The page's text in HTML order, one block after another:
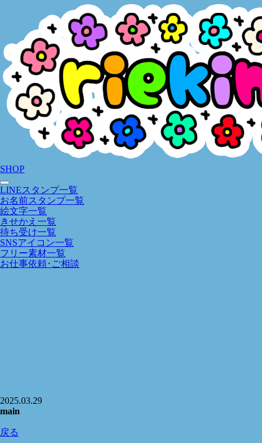
SHOP
LINEスタンプ一覧
お名前スタンプ一覧
絵文字一覧
きせかえ一覧
待ち受け一覧
SNSアイコン一覧
フリー素材一覧
お仕事依頼･ご相談
2025.03.29
main
戻る